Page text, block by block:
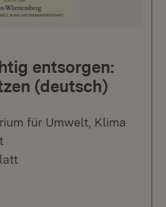
entsorgen:
(deutsch)
für Umwelt, Klima